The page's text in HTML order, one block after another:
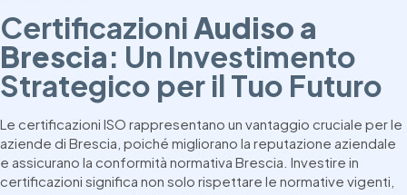
Certificazioni Audiso a
Brescia: Un Investimento
Strategico per il Tuo Futuro
Le certificazioni ISO rappresentano un vantaggio cruciale per le
aziende di Brescia, poiché migliorano la reputazione aziendale
e assicurano la conformità normativa Brescia. Investire in
certificazioni significa non solo rispettare le normative vigenti,